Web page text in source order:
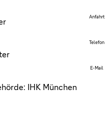
Anfahrt
Telefon
E-Mail
IHK München